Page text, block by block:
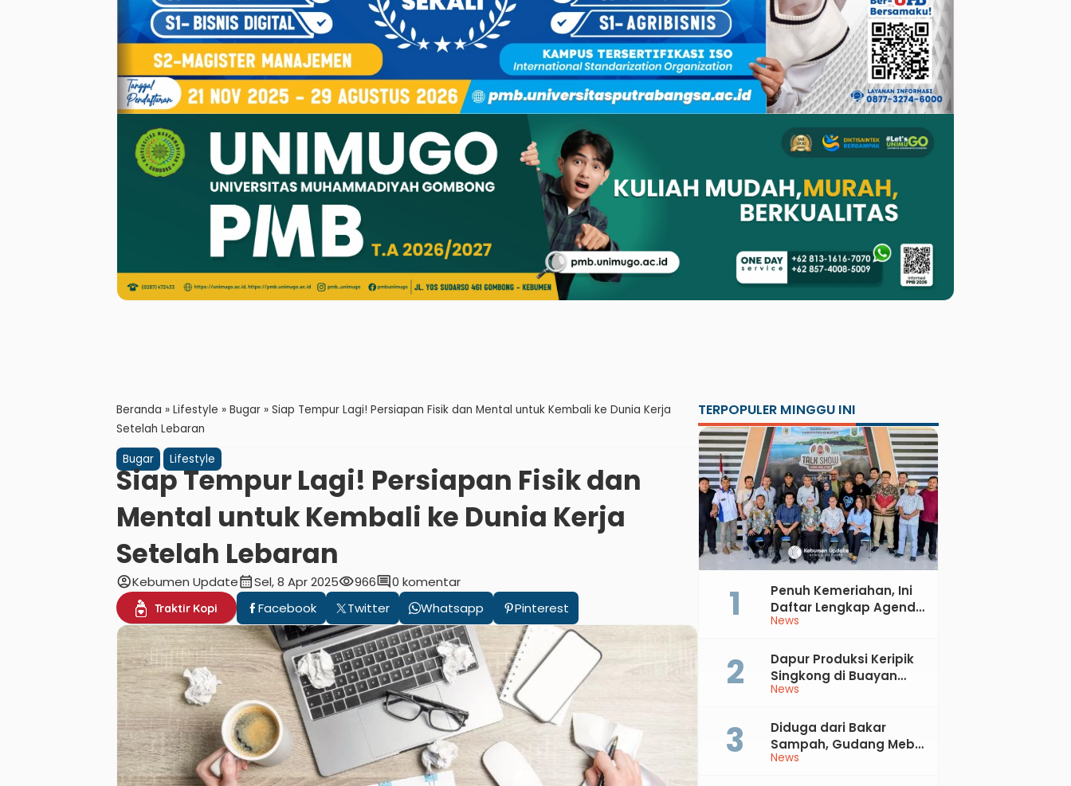
Beranda » Lifestyle » Bugar » Siap Tempur Lagi! Persiapan Fisik dan Mental untuk Kembali ke Dunia Kerja
Setelah Lebaran
Bugar
Lifestyle
Siap Tempur Lagi! Persiapan Fisik dan
Mental untuk Kembali ke Dunia Kerja
Setelah Lebaran
account_circleKebumen Updatecalendar_monthSel, 8 Apr 2025visibility966comment0 komentar
Traktir Kopi Facebook Twitter Whatsapp Pinterest
TERPOPULER MINGGU INI
News
Penuh Kemeriahan, Ini
Daftar Lengkap Agenda
Peringatan HUT ke-81 RI
Kabupaten Kebumen
News
Dapur Produksi Keripik
Singkong di Buayan
Terbakar, Kerugian
News
Diduga dari Bakar
Sampah, Gudang Mebel
di Petanahan Hangus